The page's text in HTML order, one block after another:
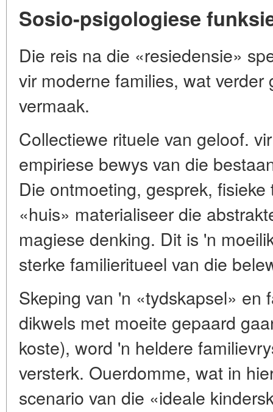
Sosio-psigologiese
Die reis na die «resiedensie»
vir moderne families, wat verder
vermaak.
Collectiewe rituele van geloof.
empiriese bewys van die
Die ontmoeting, gesprek,
«huis» materialiseer die
magiese denking. Dit is 'n
sterke familieritueel van die
Skeping van 'n «tydskapsel» en
dikwels met moeite gepaard
koste), word 'n heldere
versterk. Ouerdomme, wat in
scenario van die «ideale